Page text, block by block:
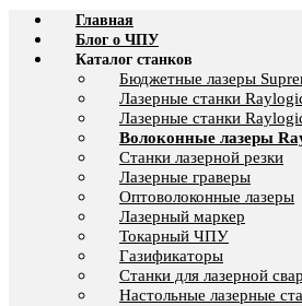
Главная
Блог о ЧПУ
Каталог станков
Бюджетные лазеры
Лазерные станки
Лазерные станки
Волоконные лазеры
Станки лазерной резки
Лазерные граверы
Оптоволоконные лазеры
Лазерный маркер
Токарный ЧПУ
Газификаторы
Cтанки для лазерной
Настольные лазерные